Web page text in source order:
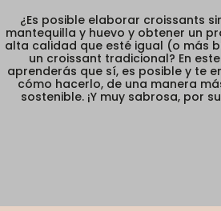
¿Es posible elaborar croissants
mantequilla y huevo y obtener un
alta calidad que esté igual (o más
un croissant tradicional? En
aprenderás que sí, es posible y te
cómo hacerlo, de una manera
sostenible. ¡Y muy sabrosa, por